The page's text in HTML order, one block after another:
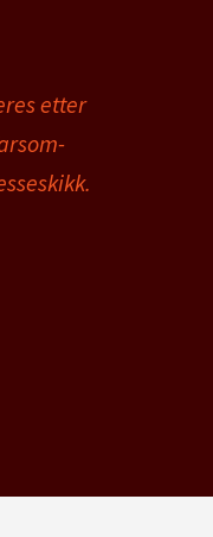
etter